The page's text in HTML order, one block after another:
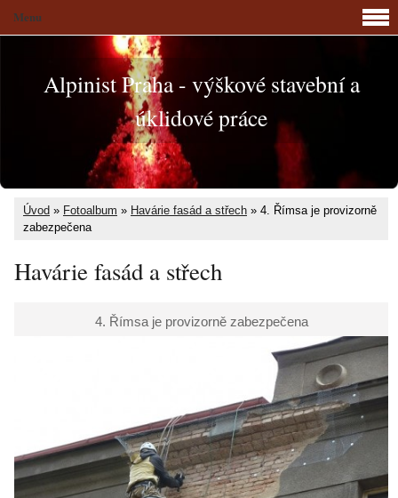
Alpinist Praha - výškové stavební a
úklidové práce
Úvod » Fotoalbum » Havárie fasád a střech » 4. Římsa je provizorně
zabezpečena
Havárie fasád a střech
4. Římsa je provizorně zabezpečena
Menu